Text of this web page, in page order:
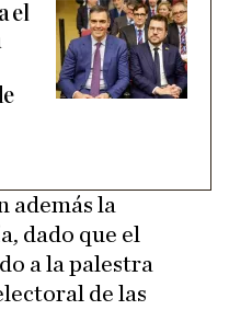
el
además la
dado que el
a la palestra
de las